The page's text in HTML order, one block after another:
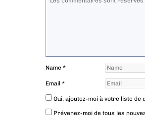
Name *
Email *
Oui, ajoutez-moi à votre liste de
Prévenez-moi de tous les